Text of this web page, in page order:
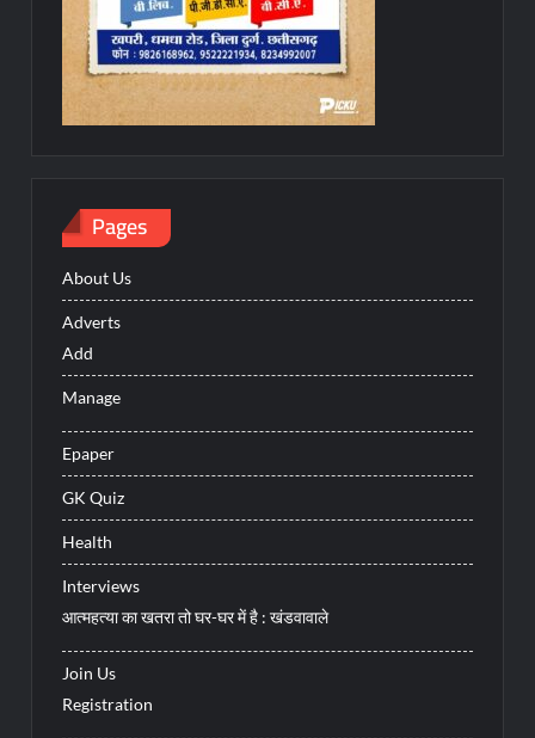
Pages
About Us
Adverts
Add
Manage
Epaper
GK Quiz
Health
Interviews
आत्महत्या का खतरा तो घर-घर में है : खंडवावाले
Join Us
Registration